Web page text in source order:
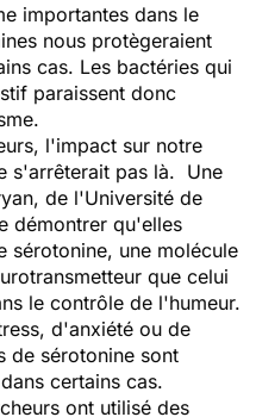
importantes dans le
nous protègeraient
cas. Les bactéries qui
paraissent donc
l'impact sur notre
s'arrêterait pas là. Une
de l'Université de
démontrer qu'elles
sérotonine, une molécule
que celui
le contrôle de l'humeur.
d'anxiété ou de
de sérotonine sont
certains cas.
ont utilisé des